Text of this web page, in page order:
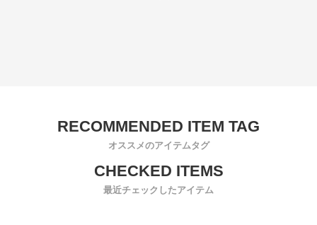
オススメのアイテムタグ
最近チェックしたアイテム